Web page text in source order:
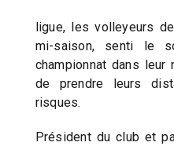
ligue, les volleyeurs
mi-saison, senti le
championnat dans leur
de prendre leurs
risques.
Président du club et